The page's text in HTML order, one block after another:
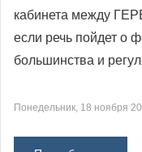
кабинета между
если речь пойдет о
большинства и
Понедельник, 18 ноября